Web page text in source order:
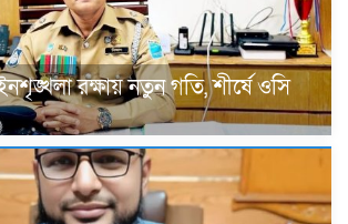
রক্ষায় নতুন গতি, শীর্ষে ওসি